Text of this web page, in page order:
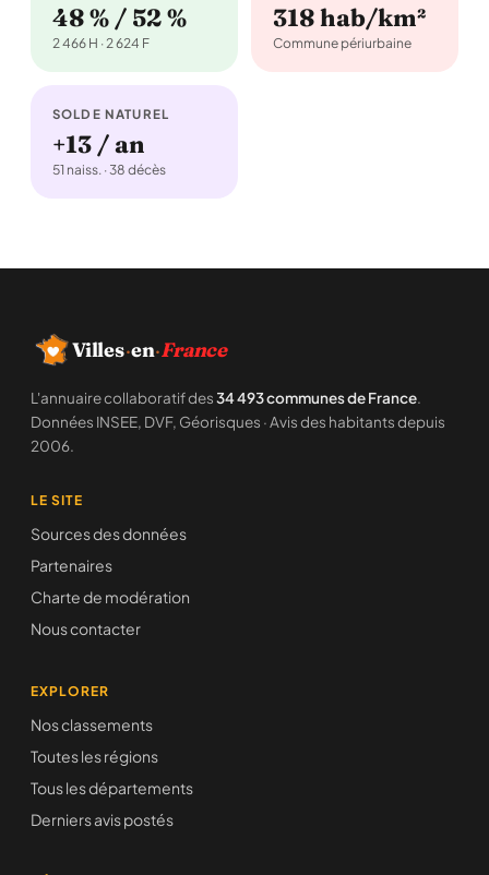
48 % / 52 %
2 466 H · 2 624 F
318 hab/km²
Commune périurbaine
SOLDE NATUREL
+13 / an
51 naiss. · 38 décès
Villes·en·France
L'annuaire collaboratif des34 493 communes de France.
Données INSEE, DVF, Géorisques · Avis des habitants depuis
2006.
LE SITE
Sources des données
Partenaires
Charte de modération
Nous contacter
EXPLORER
Nos classements
Toutes les régions
Tous les départements
Derniers avis postés